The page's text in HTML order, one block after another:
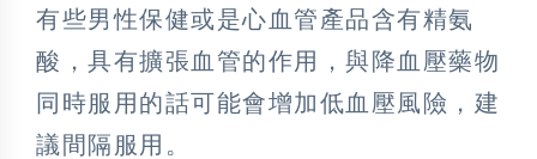
有些男性保健或是心血管產品含有精氨
酸，具有擴張血管的作用，與降血壓藥物
同時服用的話可能會增加低血壓風險，建
議間隔服用。